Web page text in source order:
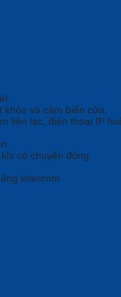
khóa và cảm biến cửa.
liên lạc, điện thoại IP
có chuyển động.
intercom.